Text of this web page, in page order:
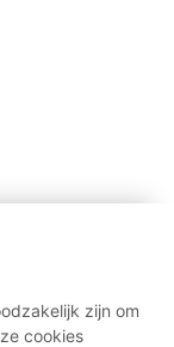
zijn om
cookies